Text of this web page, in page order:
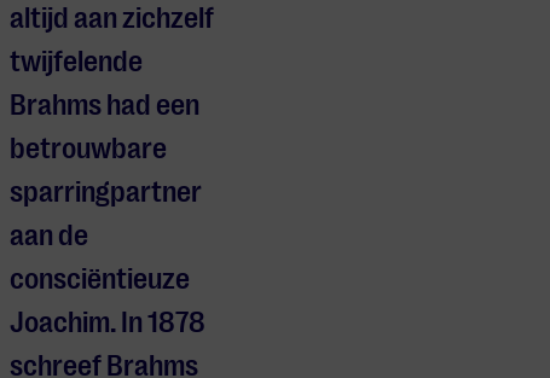
altijd aan zichzelf
twijfelende
Brahms had een
betrouwbare
sparringpartner
aan de
consciëntieuze
Joachim. In 1878
schreef Brahms